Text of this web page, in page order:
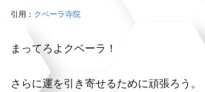
引用： クベーラ寺院
まってろよクベーラ！
さらに運を引き寄せるために頑張ろう。